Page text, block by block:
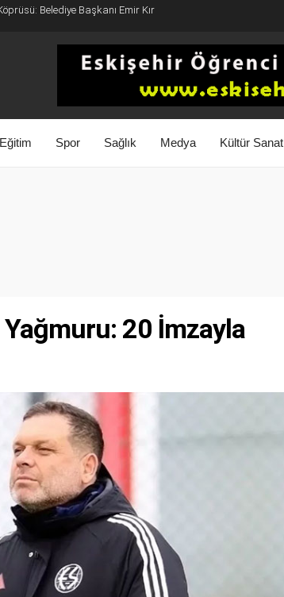
Belediye Başkanı Emir Kır
Eğitim Spor Sağlık Medya Kültür Sanat
20 İmzayla